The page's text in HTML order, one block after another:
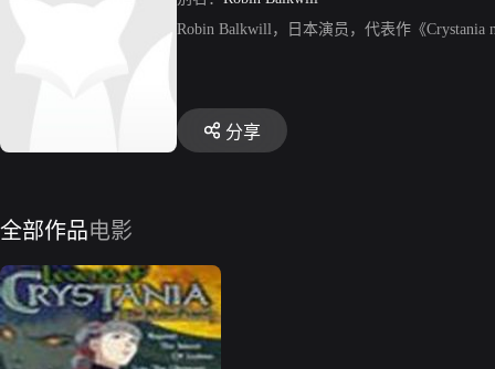
Robin Balkwill，日本演员，代表作《Crystania
分享
全部作品电影